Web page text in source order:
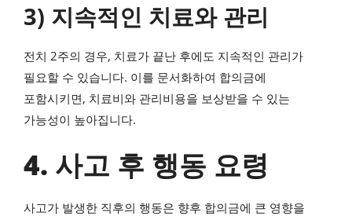
3) 지속적인 치료와 관리
전치 2주의 경우, 치료가 끝난 후에도 지속적인 관리가
필요할 수 있습니다. 이를 문서화하여 합의금에
포함시키면, 치료비와 관리비용을 보상받을 수 있는
가능성이 높아집니다.
4. 사고 후 행동 요령
사고가 발생한 직후의 행동은 향후 합의금에 큰 영향을